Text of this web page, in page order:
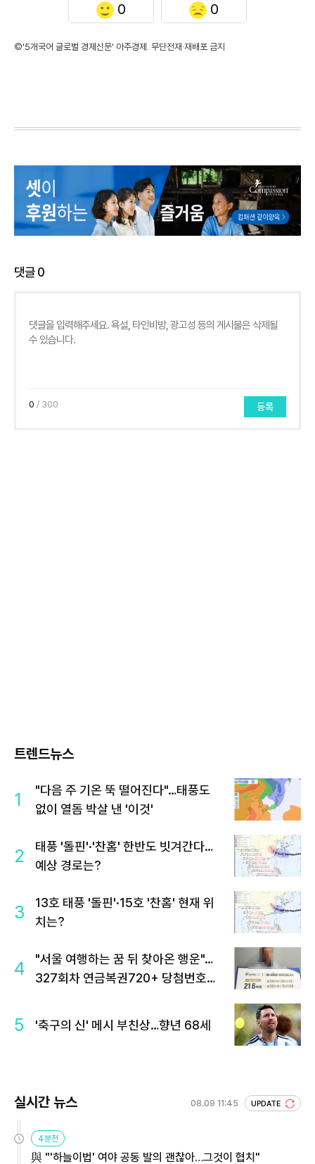
0 0
©'5개국어 글로벌 경제신문' 아주경제. 무단전재·재배포 금지
댓글0
0 / 300 등록
트렌드뉴스
1
"다음 주 기온 뚝 떨어진다"…태풍도
없이 열돔 박살 낸 '이것'
2
태풍 '돌핀'·'찬홈' 한반도 빗겨간다…
예상 경로는?
3
13호 태풍 '돌핀'·15호 '찬홈' 현재 위
치는?
4
"서울 여행하는 꿈 뒤 찾아온 행운"…
327회차 연금복권720+ 당첨번호조
5 '축구의 신' 메시 부친상…향년 68세
실시간 뉴스 08.09 11:45 UPDATE
4분전
與 "'하늘이법' 여야 공동 발의 괜찮아…그것이 협치"